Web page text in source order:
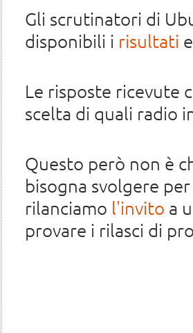
Gli scrutinatori di
disponibili i risultati
Le risposte ricevute
scelta di quali radio
Questo però non è
bisogna svolgere
rilanciamo l'invito a
provare i rilasci di